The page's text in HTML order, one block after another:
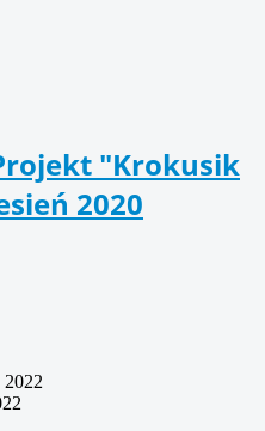
"Krokusik
2020